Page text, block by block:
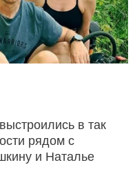
в так
рядом с
и Наталье